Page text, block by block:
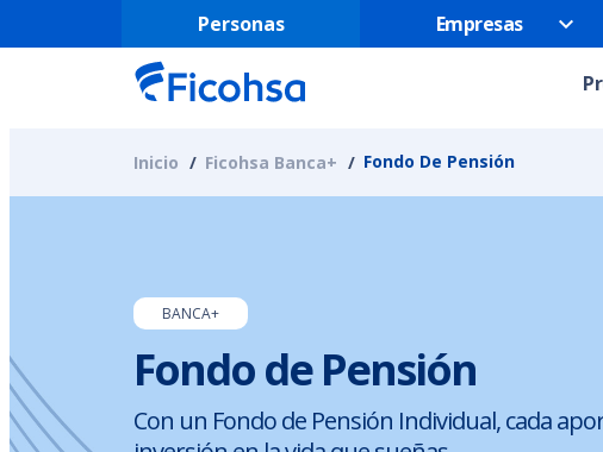
Personas Empresas
Inicio Ficohsa Banca+ Fondo De Pensión
BANCA+
Fondo de Pensión
Con un Fondo de Pensión Individual, cada